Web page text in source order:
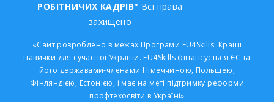
РОБІТНИЧИХ КАДРІВ" Всі права
захищено
«Сайт розроблено в межах Програми EU4Skills: Кращі
навички для сучасної України. EU4Skills фінансується ЄС та
його державами-членами Німеччиною, Польщею,
Фінляндією, Естонією, і має на меті підтримку реформи
профтехосвіти в Україні»